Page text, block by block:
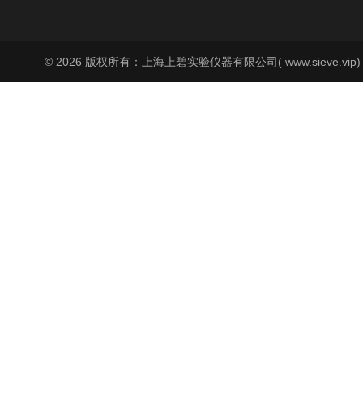
© 2026 版权所有：上海上碧实验仪器有限公司(